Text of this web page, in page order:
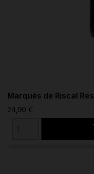
Marqués de Riscal
24,90 €